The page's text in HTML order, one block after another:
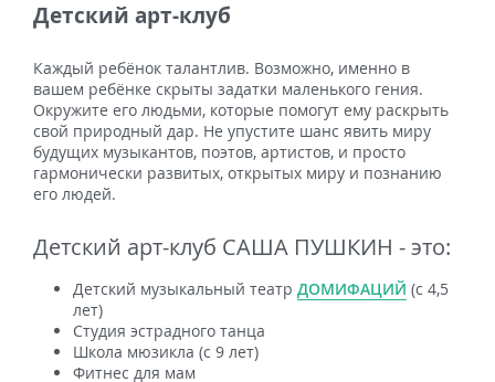
Детский арт-клуб
Каждый ребёнок талантлив. Возможно, именно в
вашем ребёнке скрыты задатки маленького гения.
Окружите его людьми, которые помогут ему раскрыть
свой природный дар. Не упустите шанс явить миру
будущих музыкантов, поэтов, артистов, и просто
гармонически развитых, открытых миру и познанию
его людей.
Детский арт-клуб САША ПУШКИН - это:
Детский музыкальный театр ДОМИФАЦИЙ (с 4,5
лет)
Студия эстрадного танца
Школа мюзикла (с 9 лет)
Фитнес для мам